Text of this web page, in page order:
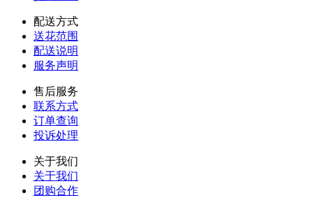
配送方式
送花范围
配送说明
服务声明
售后服务
联系方式
订单查询
投诉处理
关于我们
关于我们
团购合作